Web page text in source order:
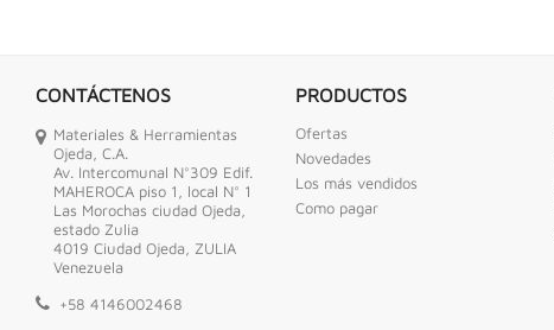
CONTÁCTENOS
Materiales & Herramientas
Ojeda, C.A.
Av. Intercomunal N°309 Edif.
MAHEROCA piso 1, local N° 1
Las Morochas ciudad Ojeda,
estado Zulia
4019 Ciudad Ojeda, ZULIA
Venezuela
+58 4146002468
PRODUCTOS
Ofertas
Novedades
Los más vendidos
Como pagar